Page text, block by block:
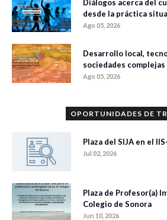
Diálogos acerca del
desde la práctica
Ago 05, 2026
Desarrollo local,
sociedades complejas
Ago 05, 2026
OPORTUNIDADES DE
Plaza del SIJA en el
Jul 02, 2026
Plaza de Profesor(a)
Colegio de Sonora
Jun 10, 2026